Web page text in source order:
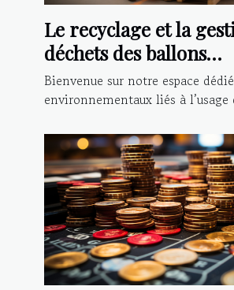
Le recyclage et la
déchets des ballons
publicitaires et
gonflables
Bienvenue sur notre espace
environnementaux liés à l’usage